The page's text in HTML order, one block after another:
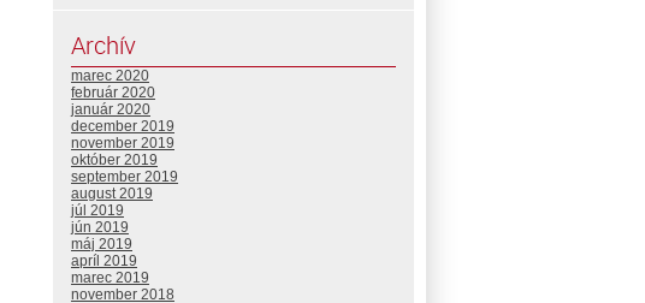
Archív
marec 2020
február 2020
január 2020
december 2019
november 2019
október 2019
september 2019
august 2019
júl 2019
jún 2019
máj 2019
apríl 2019
marec 2019
november 2018